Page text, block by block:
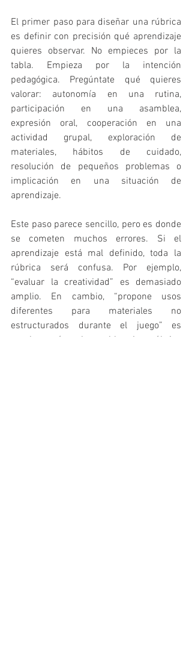
El primer paso para diseñar una rúbrica
es definir con precisión qué aprendizaje
quieres observar. No empieces por la
tabla. Empieza por la intención
pedagógica. Pregúntate qué quieres
valorar: autonomía en una rutina,
participación en una asamblea,
expresión oral, cooperación en una
actividad grupal, exploración de
materiales, hábitos de cuidado,
resolución de pequeños problemas o
implicación en una situación de
aprendizaje.
Este paso parece sencillo, pero es donde
se cometen muchos errores. Si el
aprendizaje está mal definido, toda la
rúbrica será confusa. Por ejemplo,
“evaluar la creatividad” es demasiado
amplio. En cambio, “propone usos
diferentes para materiales no
estructurados durante el juego” es
mucho más observable. La rúbrica